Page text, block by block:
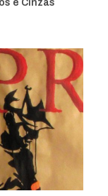
e Cinzas